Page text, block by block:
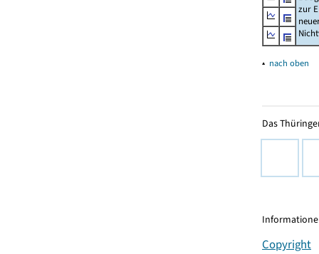
zur
▴ nach oben
Das
Copyright